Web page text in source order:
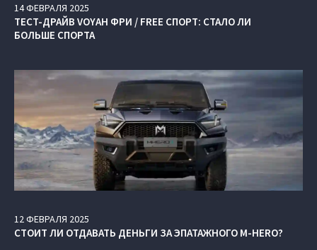
14ФЕВРАЛЯ 2025
ТЕСТ-ДРАЙВ VOYAH ФРИ / FREE СПОРТ: СТАЛО ЛИ
БОЛЬШЕ СПОРТА
12 ФЕВРАЛЯ 2025
СТОИТ ЛИ ОТДАВАТЬ ДЕНЬГИ ЗА ЭПАТАЖНОГО M-HERO?